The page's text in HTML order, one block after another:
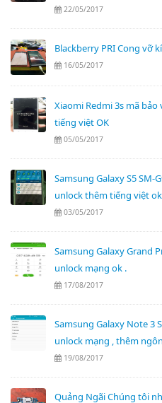
22/05/2017
Blackberry PRI Cong vỡ
16/05/2017
Xiaomi Redmi 3s mã
tiếng việt OK
05/05/2017
Samsung Galaxy S5 SM-
unlock thêm tiếng việt ok
03/05/2017
Samsung Galaxy Grand
unlock mạng ok .
17/08/2017
Samsung Galaxy Note 3
unlock mạng , thêm
19/08/2017
Quảng Ngãi Chúng tôi